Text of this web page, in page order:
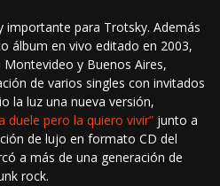
importante para Trotsky. Además
álbum en vivo editado en 2003,
y Buenos Aires,
de varios singles con invitados
la luz una nueva versión,
duele pero la quiero vivir” junto a
de lujo en formato CD del
a más de una generación de
rock.